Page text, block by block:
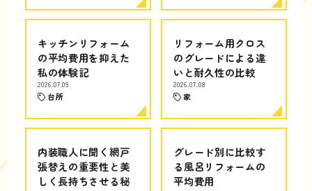
キッチンリフォーム
の平均費用を抑えた
私の体験記
2026.07.09
台所
リフォーム用クロス
のグレードによる違
いと耐久性の比較
2026.07.08
家
内装職人に聞く網戸
張替えの重要性と美
しく長持ちさせる秘
グレード別に比較す
る風呂リフォームの
平均費用